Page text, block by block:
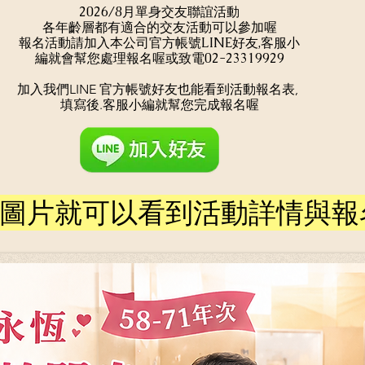
2026/8月單身交友聯誼活動
​各年齡層都有適合的交友活動可以參加喔
報名活動請加入本公司官方帳號LINE好友,客服小
編就會幫您處理報名喔或致電​02-23319929
加入我們LINE 官方帳號好友也能看到活動報名表, ​
填寫後.客服小編就幫您完成報名喔
片就可以看到活動詳情與